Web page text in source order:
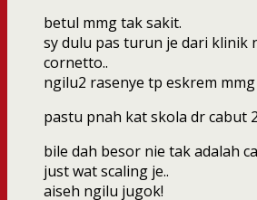
betul mmg tak sakit.
sy dulu pas turun je dari klinik
cornetto..
ngilu2 rasenye tp eskrem
pastu pnah kat skola dr cabut
bile dah besor nie tak adalah
just wat scaling je..
aiseh ngilu jugok!